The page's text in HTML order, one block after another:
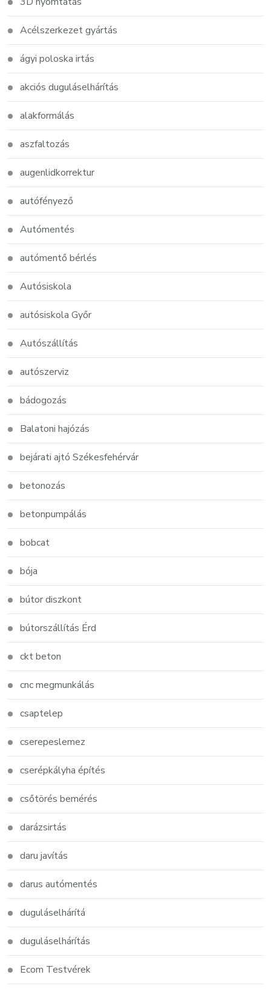
Acélszerkezet gyártás
ágyi poloska irtás
akciós duguláselhárítás
alakformálás
aszfaltozás
augenlidkorrektur
autófényező
Autómentés
autómentő bérlés
Autósiskola
autósiskola Győr
Autószállítás
autószerviz
bádogozás
Balatoni hajózás
bejárati ajtó Székesfehérvár
betonozás
betonpumpálás
bobcat
bója
bútor diszkont
bútorszállítás Érd
ckt beton
cnc megmunkálás
csaptelep
cserepeslemez
cserépkályha építés
csőtörés bemérés
darázsirtás
daru javítás
darus autómentés
duguláselhárítá
duguláselhárítás
Ecom Testvérek